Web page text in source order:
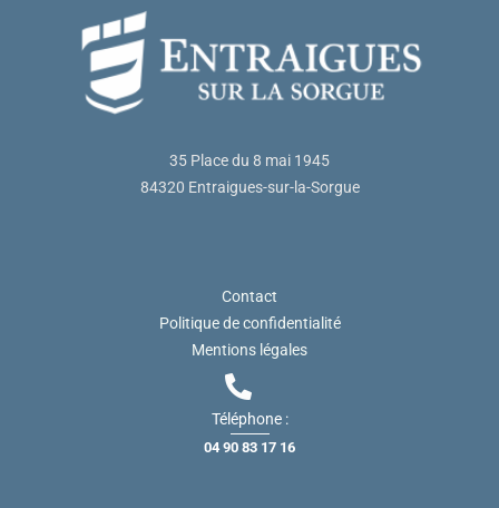
35 Place du 8 mai 1945
84320 Entraigues-sur-la-Sorgue
Contact
Politique de confidentialité
Mentions légales
Téléphone :
04 90 83 17 16